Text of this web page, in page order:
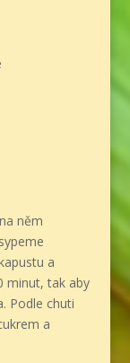
něm
a
minut, tak aby
Podle chuti
a